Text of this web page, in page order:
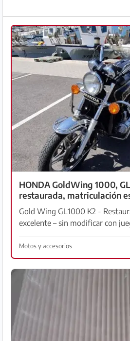
HONDA GoldWing 1000,
restaurada, matriculación
Mallorca
Gold Wing GL1000 K2 -
excelente – sin modificar con
completamente restaurada (año
verdadera pieza de co...
Motos y accesorios